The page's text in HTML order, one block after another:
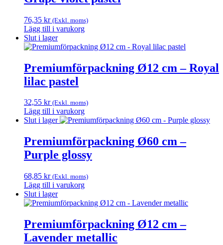
76,35 kr (Exkl. moms)
Lägg till i varukorg
Slut i lager
Premiumförpackning Ø12 cm – Royal
lilac pastel
32,55 kr (Exkl. moms)
Lägg till i varukorg
Slut i lager
Premiumförpackning Ø60 cm –
Purple glossy
68,85 kr (Exkl. moms)
Lägg till i varukorg
Slut i lager
Premiumförpackning Ø12 cm –
Lavender metallic